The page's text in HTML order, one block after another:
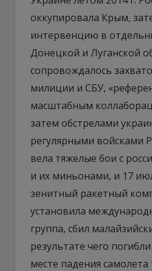
оккупировала Крым,
интервенцию в
Донецкой и Луганской
сопровождалось
милиции и СБУ,
масштабным
затем обстрелами
регулярными войсками
вела тяжелые бои с
и их миньонами, и 17
зенитный ракетный
установила
группа, сбил
результате чего
месте падения